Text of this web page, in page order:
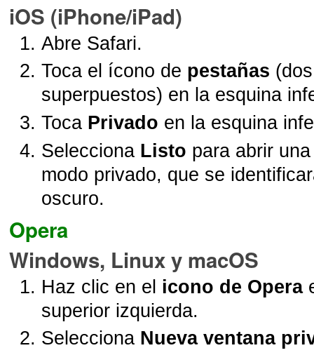
iOS (iPhone/iPad)
Abre Safari.
Toca el ícono de pestañas
superpuestos) en la esquina
Toca Privado en la esquina
Selecciona Listo para abrir
modo privado, que se
oscuro.
Opera
Windows, Linux y macOS
Haz clic en el icono de Opera
superior izquierda.
Selecciona Nueva ventana